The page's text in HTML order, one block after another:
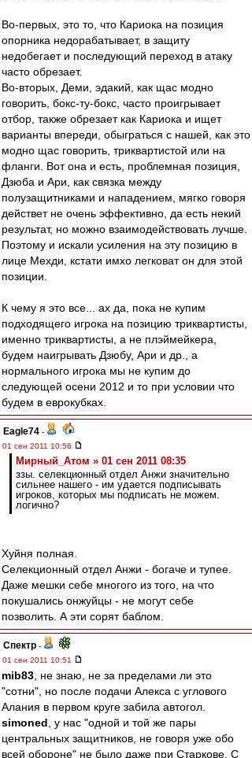
Во-первых, это то, что Кариока на позиция
опорника недорабатывает, в защиту
недобегает и последующий переход в атаку
часто обрезает.
Во-вторых, Деми, эдакий, как щас модно
говорить, бокс-ту-бокс, часто проигрывает
отбор, также обрезает как Кариока и ищет
варианты впереди, обыграться с нашей, как это
модно щас говорить, триквартистой или на
фланги. Вот она и есть, проблемная позиция,
Дзюба и Ари, как связка между
полузащитниками и нападением, мягко говоря
действет не очень эффективно, да есть некий
результат, но можно взаимодействовать лучше.
Поэтому и искали усиления на эту позицию в
лице Мехди, кстати имхо легковат он для этой
позиции.
К чему я это все... ах да, пока не купим
подходящего игрока на позицию триквартисты,
именно триквартисты, а не плэймейкера,
будем наигрывать Дзюбу, Ари и др., а
нормального игрока мы не купим до
следующей осени 2012 и то при условии что
будем в еврокубках.
Eagle74 -
01 сен 2011 10:56
Мирный_Атом » 01 сен 2011 08:35
ззы. селекционный отдел Анжи значительно
сильнее нашего - им удается подписывать
игроков, которых мы подписать не можем.
логично?
Хуйня полная.
Селекционный отдел Анжи - богаче и тупее.
Даже мешки себе многого из того, на что
покушались онжуйцы - не могут себе
позволить. А эти сорят баблом.
Спектр -
01 сен 2011 10:51
mib83 , не знаю, не за пределами ли это
"сотни", но после подачи Алекса с углового
Алания в первом круге забила автогол.
simoned , у нас "одной и той же пары
центральных защитников, не говоря уже обо
всей обороне" не было даже при Старкове. С